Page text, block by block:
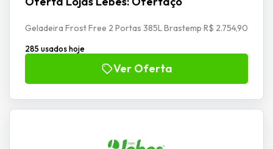
Geladeira Frost Free 2 Portas 385L Brastemp R$ 2.754,90
285 usados hoje
Ver Oferta